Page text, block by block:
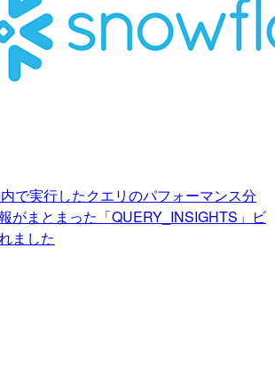
で実行したクエリのパフォーマンス分
がまとまった「QUERY_INSIGHTS」ビ
ました